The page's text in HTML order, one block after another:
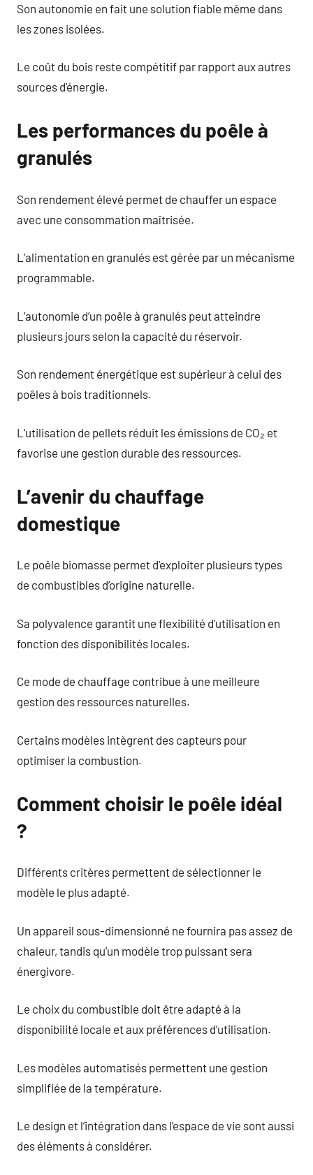
Son autonomie en fait une solution fiable même dans
les zones isolées.
Le coût du bois reste compétitif par rapport aux autres
sources d’énergie.
Les performances du poêle à
granulés
Son rendement élevé permet de chauffer un espace
avec une consommation maîtrisée.
L’alimentation en granulés est gérée par un mécanisme
programmable.
L’autonomie d’un poêle à granulés peut atteindre
plusieurs jours selon la capacité du réservoir.
Son rendement énergétique est supérieur à celui des
poêles à bois traditionnels.
L’utilisation de pellets réduit les émissions de CO₂ et
favorise une gestion durable des ressources.
L’avenir du chauffage
domestique
Le poêle biomasse permet d’exploiter plusieurs types
de combustibles d’origine naturelle.
Sa polyvalence garantit une flexibilité d’utilisation en
fonction des disponibilités locales.
Ce mode de chauffage contribue à une meilleure
gestion des ressources naturelles.
Certains modèles intègrent des capteurs pour
optimiser la combustion.
Comment choisir le poêle idéal
?
Différents critères permettent de sélectionner le
modèle le plus adapté.
Un appareil sous-dimensionné ne fournira pas assez de
chaleur, tandis qu’un modèle trop puissant sera
énergivore.
Le choix du combustible doit être adapté à la
disponibilité locale et aux préférences d’utilisation.
Les modèles automatisés permettent une gestion
simplifiée de la température.
Le design et l’intégration dans l’espace de vie sont aussi
des éléments à considérer.